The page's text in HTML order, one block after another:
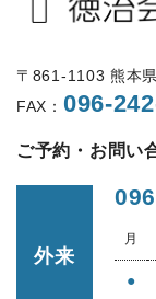
〒861-1103 熊本
FAX： 096-
ご予約・お問い
外来
月
●